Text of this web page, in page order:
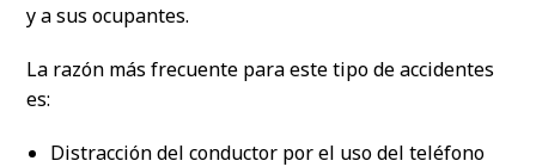
y a sus ocupantes.
La razón más frecuente para este tipo de accidentes
es:
Distracción del conductor por el uso del teléfono